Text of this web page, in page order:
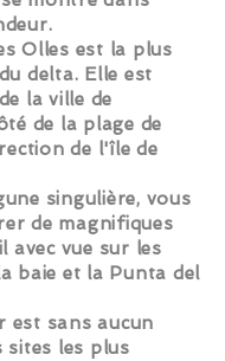
Olles est la plus
delta. Elle est
la ville de
de la plage de
de l'île de
singulière, vous
de magnifiques
avec vue sur les
baie et la Punta del
est sans aucun
sites les plus